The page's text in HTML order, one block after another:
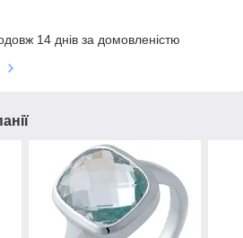
14 днів за домовленістю